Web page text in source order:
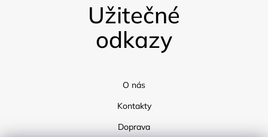
Užitečné
odkazy
O nás
Kontakty
Doprava